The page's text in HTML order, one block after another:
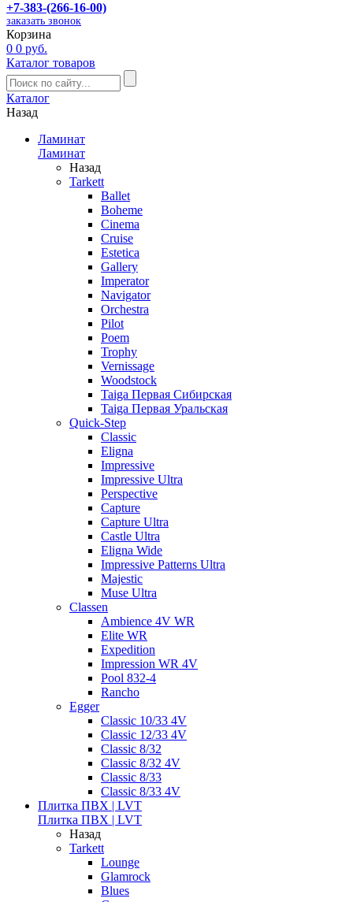
+7-383-(266-16-00)
заказать звонок
Корзина
0 0 руб.
Каталог товаров
Каталог
Назад
Ламинат
Ламинат
Назад
Tarkett
Ballet
Boheme
Cinema
Cruise
Estetica
Gallery
Imperator
Navigator
Orchestra
Pilot
Poem
Trophy
Vernissage
Woodstock
Taiga Первая Сибирская
Taiga Первая Уральская
Quick-Step
Classic
Eligna
Impressive
Impressive Ultra
Perspective
Capture
Capture Ultra
Castle Ultra
Eligna Wide
Impressive Patterns Ultra
Majestic
Muse Ultra
Classen
Ambience 4V WR
Elite WR
Expedition
Impression WR 4V
Pool 832-4
Rancho
Egger
Classic 10/33 4V
Classic 12/33 4V
Classic 8/32
Classic 8/32 4V
Classic 8/33
Classic 8/33 4V
Плитка ПВХ | LVT
Плитка ПВХ | LVT
Назад
Tarkett
Lounge
Glamrock
Blues